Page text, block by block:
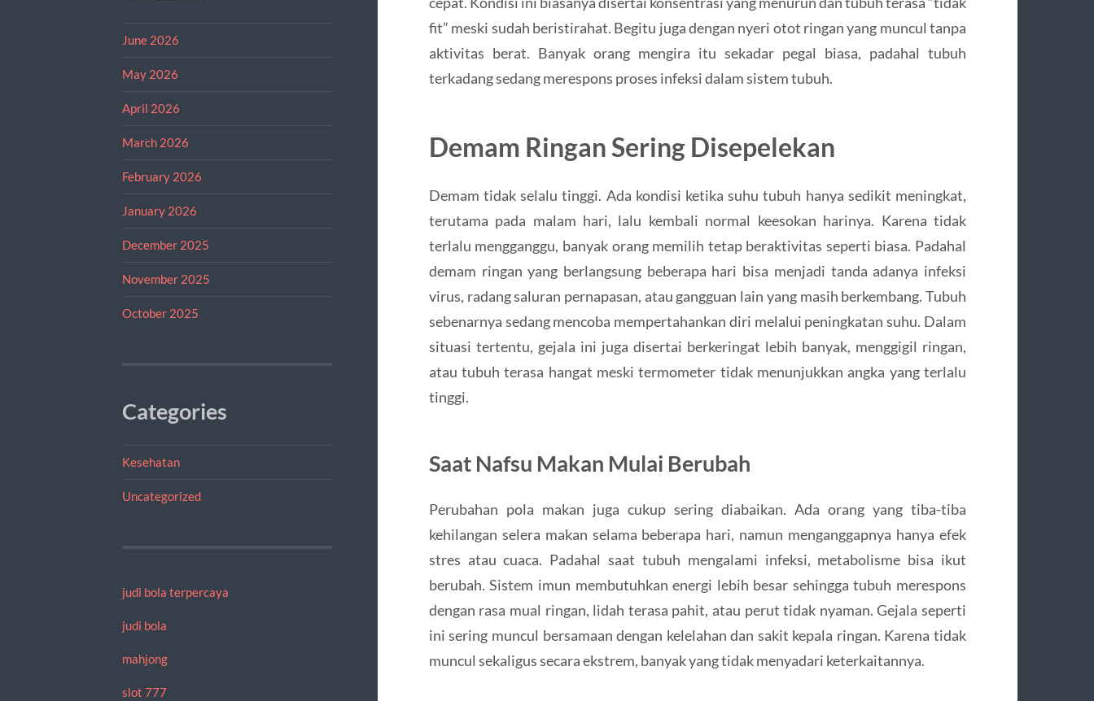
June 2026
May 2026
April 2026
March 2026
February 2026
January 2026
December 2025
November 2025
October 2025
Categories
Kesehatan
Uncategorized
judi bola terpercaya
judi bola
mahjong
slot 777
fit” meski sudah beristirahat. Begitu juga dengan nyeri otot ringan yang muncul tanpa
aktivitas berat. Banyak orang mengira itu sekadar pegal biasa, padahal tubuh
terkadang sedang merespons proses infeksi dalam sistem tubuh.
Demam Ringan Sering Disepelekan
Demam tidak selalu tinggi. Ada kondisi ketika suhu tubuh hanya sedikit meningkat,
terutama pada malam hari, lalu kembali normal keesokan harinya. Karena tidak
terlalu mengganggu, banyak orang memilih tetap beraktivitas seperti biasa. Padahal
demam ringan yang berlangsung beberapa hari bisa menjadi tanda adanya infeksi
virus, radang saluran pernapasan, atau gangguan lain yang masih berkembang. Tubuh
sebenarnya sedang mencoba mempertahankan diri melalui peningkatan suhu. Dalam
situasi tertentu, gejala ini juga disertai berkeringat lebih banyak, menggigil ringan,
atau tubuh terasa hangat meski termometer tidak menunjukkan angka yang terlalu
tinggi.
Saat Nafsu Makan Mulai Berubah
Perubahan pola makan juga cukup sering diabaikan. Ada orang yang tiba-tiba
kehilangan selera makan selama beberapa hari, namun menganggapnya hanya efek
stres atau cuaca. Padahal saat tubuh mengalami infeksi, metabolisme bisa ikut
berubah. Sistem imun membutuhkan energi lebih besar sehingga tubuh merespons
dengan rasa mual ringan, lidah terasa pahit, atau perut tidak nyaman. Gejala seperti
ini sering muncul bersamaan dengan kelelahan dan sakit kepala ringan. Karena tidak
muncul sekaligus secara ekstrem, banyak yang tidak menyadari keterkaitannya.